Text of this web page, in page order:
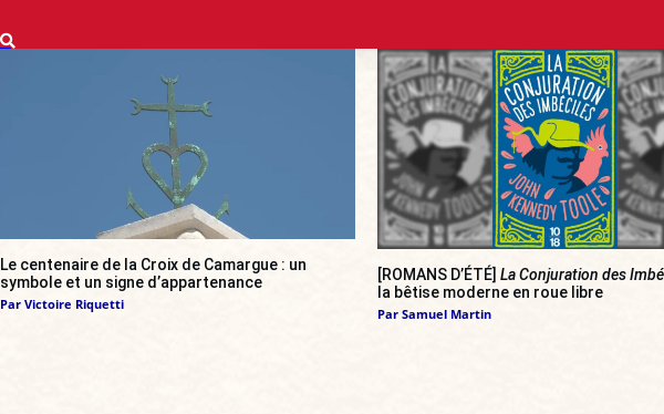
Le centenaire de la Croix de Camargue : un
symbole et un signe d’appartenance
Par Victoire Riquetti
[ROMANS D’ÉTÉ] La Conjuration des
la bêtise moderne en roue libre
Par Samuel Martin